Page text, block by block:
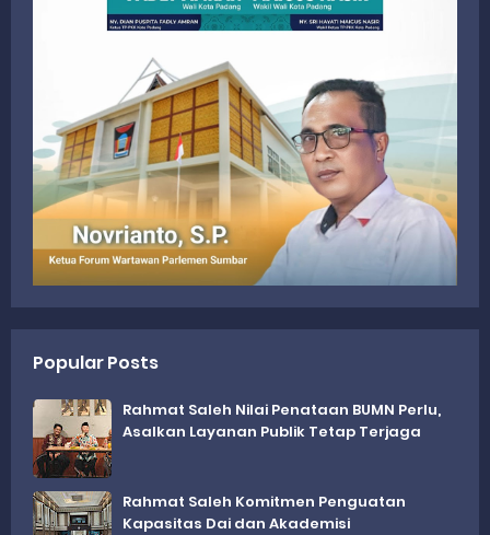
Popular Posts
Rahmat Saleh Nilai Penataan BUMN Perlu,
Asalkan Layanan Publik Tetap Terjaga
Rahmat Saleh Komitmen Penguatan
Kapasitas Dai dan Akademisi